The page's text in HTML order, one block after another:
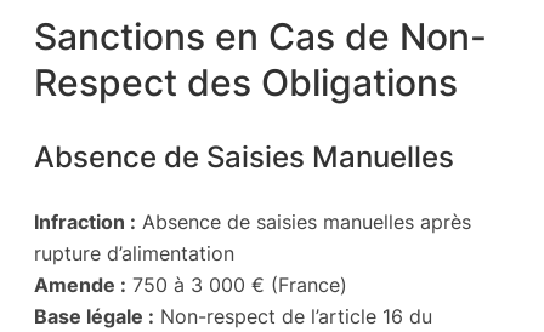
Sanctions en Cas de Non-
Respect des Obligations
Absence de Saisies Manuelles
Infraction : Absence de saisies manuelles après
rupture d’alimentation
Amende : 750 à 3 000 € (France)
Base légale : Non-respect de l’article 16 du